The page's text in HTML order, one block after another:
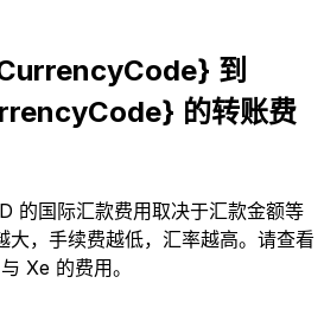
到
的转账费
的国际汇款费用取决于汇款金额等
大，手续费越低，汇率越高。请查看
Xe 的费用。